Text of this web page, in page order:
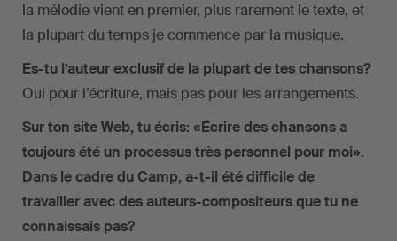
la mélodie vient en premier, plus rarement le texte, et
la plupart du temps je commence par la musique.
Es-tu l’auteur exclusif de la plupart de tes chansons?
Oui pour l’écriture, mais pas pour les arrangements.
Sur ton site Web, tu écris: «Écrire des chansons a
toujours été un processus très personnel pour moi».
Dans le cadre du Camp, a-t-il été difficile de
travailler avec des auteurs-compositeurs que tu ne
connaissais pas?